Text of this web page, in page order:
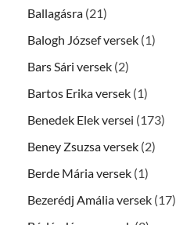
Ballagásra (21)
Balogh József versek (1)
Bars Sári versek (2)
Bartos Erika versek (1)
Benedek Elek versei (173)
Beney Zsuzsa versek (2)
Berde Mária versek (1)
Bezerédj Amália versek (17)